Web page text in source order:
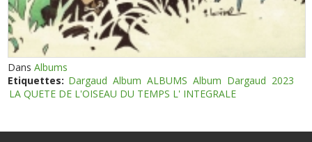
DansAlbums
Etiquettes: Dargaud Album ALBUMS Album Dargaud 2023
LA QUETE DE L'OISEAU DU TEMPS L' INTEGRALE